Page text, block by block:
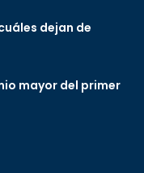
dejan de
mayor del primer